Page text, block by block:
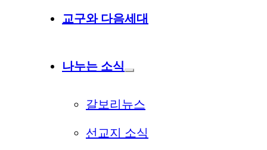
교구와 다음세대
나누는 소식
갈보리뉴스
선교지 소식